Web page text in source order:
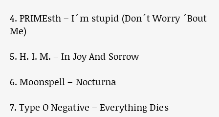
4. PRIMEsth – I´m stupid (Don´t Worry ´Bout
Me)
5. H. I. M. – In Joy And Sorrow
6. Moonspell – Nocturna
7. Type O Negative – Everything Dies